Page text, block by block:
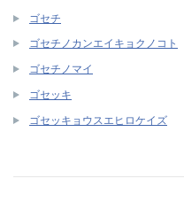
ゴセチ
ゴセチノカンエイキョクノコト
ゴセチノマイ
ゴセッキ
ゴセッキョウスエヒロケイズ